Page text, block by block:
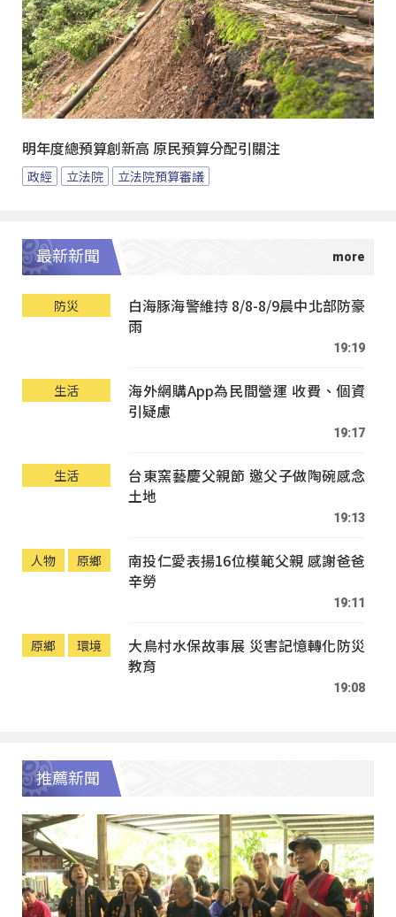
明年度總預算創新高 原民預算分配引關注
政經 立法院 立法院預算審議
最新新聞
防災
白海豚海警維持 8/8-8/9晨中北部防豪
雨
19:19
生活
海外網購App為民間營運 收費、個資
引疑慮
19:17
生活
台東窯藝慶父親節 邀父子做陶碗感念
土地
19:13
人物 原鄉
南投仁愛表揚16位模範父親 感謝爸爸
辛勞
19:11
原鄉 環境
大鳥村水保故事展 災害記憶轉化防災
教育
19:08
推薦新聞